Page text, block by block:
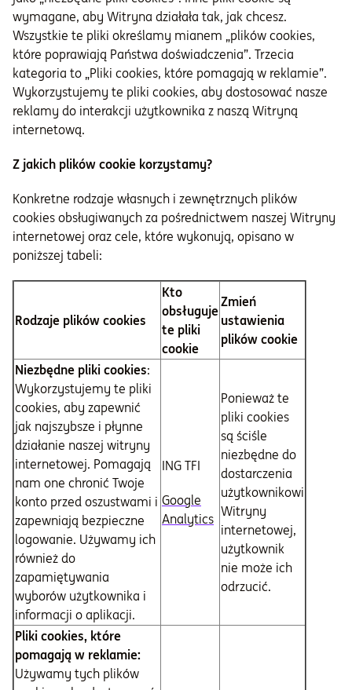
wymagane, aby Witryna działała tak, jak chcesz.
Wszystkie te pliki określamy mianem „plików cookies,
które poprawiają Państwa doświadczenia”. Trzecia
kategoria to „Pliki cookies, które pomagają w reklamie”.
Wykorzystujemy te pliki cookies, aby dostosować nasze
reklamy do interakcji użytkownika z naszą Witryną
internetową.
Z jakich plików cookie korzystamy?
Konkretne rodzaje własnych i zewnętrznych plików
cookies obsługiwanych za pośrednictwem naszej Witryny
internetowej oraz cele, które wykonują, opisano w
poniższej tabeli:
Rodzaje plików cookies
Kto
obsługuje
te pliki
cookie
Zmień
ustawienia
plików cookie
Niezbędne pliki cookies:
Wykorzystujemy te pliki
cookies, aby zapewnić
jak najszybsze i płynne
działanie naszej witryny
internetowej. Pomagają
nam one chronić Twoje
konto przed oszustwami i
zapewniają bezpieczne
logowanie. Używamy ich
również do
zapamiętywania
wyborów użytkownika i
informacji o aplikacji.
ING TFI
Google
Analytics
Ponieważ te
pliki cookies
są ściśle
niezbędne do
dostarczenia
użytkownikowi
Witryny
internetowej,
użytkownik
nie może ich
odrzucić.
Pliki cookies, które
pomagają w reklamie:
Używamy tych plików